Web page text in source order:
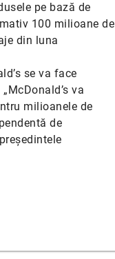
pe bază de
100 milioane de
din luna
se va face
va
milioanele de
de